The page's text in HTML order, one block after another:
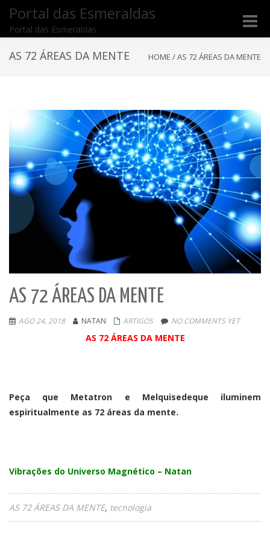
Portal das Esmeraldas
Portal das Esmeraldas
Toggle
AS 72 ÁREAS DA MENTE HOME /AS 72 ÁREAS DA MENTE
AS 72 ÁREAS DA MENTE
AGO 24, 2018 NATAN ARTIGOS NO COMMENTS YET
AS 72 ÁREAS DA MENTE
Peça que Metatron e Melquisedeque iluminem
espiritualmente as 72 áreas da mente.
Vibrações do Universo Magnético – Natan
AS 72 ÁREAS DA MENTE tecnologia